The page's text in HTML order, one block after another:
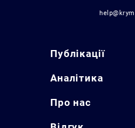
Публікації
Аналітика
Про нас